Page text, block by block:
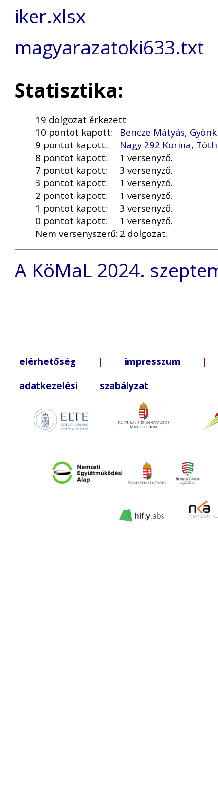
iker.xlsx
magyarazatoki633.txt
Statisztika:
19 dolgozat érkezett.
10 pontot kapott:
Bencze Mátyás,
9 pontot kapott:
Nagy 292 Korina,
8 pontot kapott:
1 versenyző.
7 pontot kapott:
3 versenyző.
3 pontot kapott:
1 versenyző.
2 pontot kapott:
1 versenyző.
1 pontot kapott:
3 versenyző.
0 pontot kapott:
1 versenyző.
Nem versenyszerű: 2 dolgozat.
A KöMaL 2024.
elérhetőség | impresszum |
adatkezelési szabályzat